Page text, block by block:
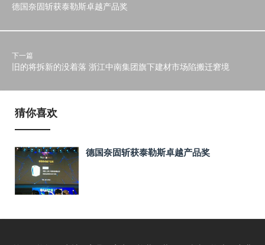
德国奈固斩获泰勒斯卓越产品奖
下一篇
旧的将拆新的没着落 浙江中南集团旗下建材市场陷搬迁窘境
猜你喜欢
德国奈固斩获泰勒斯卓越产品奖